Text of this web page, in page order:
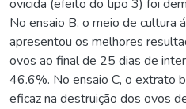
ovicida (efeito do tipo 3) foi
No ensaio B, o meio de cultura
apresentou os melhores
ovos ao final de 25 dias de
46.6%. No ensaio C, o extrato
eficaz na destruição dos ovos